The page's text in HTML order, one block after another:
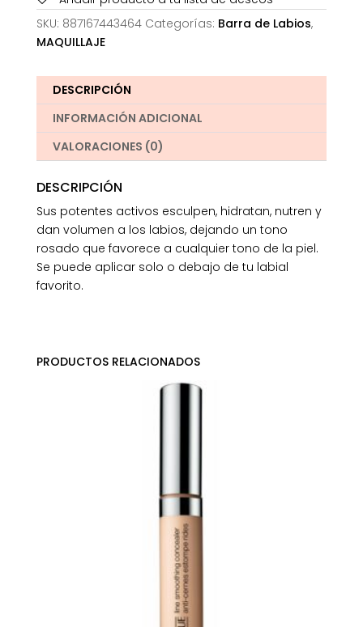
SKU: 887167443464 Categorías: Barra de Labios,
MAQUILLAJE
DESCRIPCIÓN
INFORMACIÓN ADICIONAL
VALORACIONES (0)
DESCRIPCIÓN
Sus potentes activos esculpen, hidratan, nutren y
dan volumen a los labios, dejando un tono
rosado que favorece a cualquier tono de la piel.
Se puede aplicar solo o debajo de tu labial
favorito.
PRODUCTOS RELACIONADOS